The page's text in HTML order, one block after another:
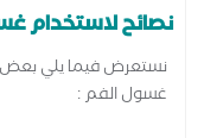
نصائح لاستخدام
نستعرض فيما يلي بعض
غسول الفم :